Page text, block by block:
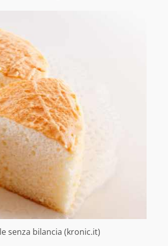
senza bilancia (kronic.it)